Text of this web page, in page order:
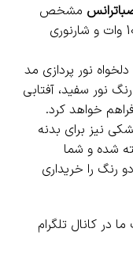
مشخص
است، این محصول دارای توان خروجی 10 وات و شارنوری
نور پردازی مد
نور سفید، آفتابی
خواهد کرد.
نیز برای بدنه
شده و شما
رنگ را خریداری
در کانال تلگرام